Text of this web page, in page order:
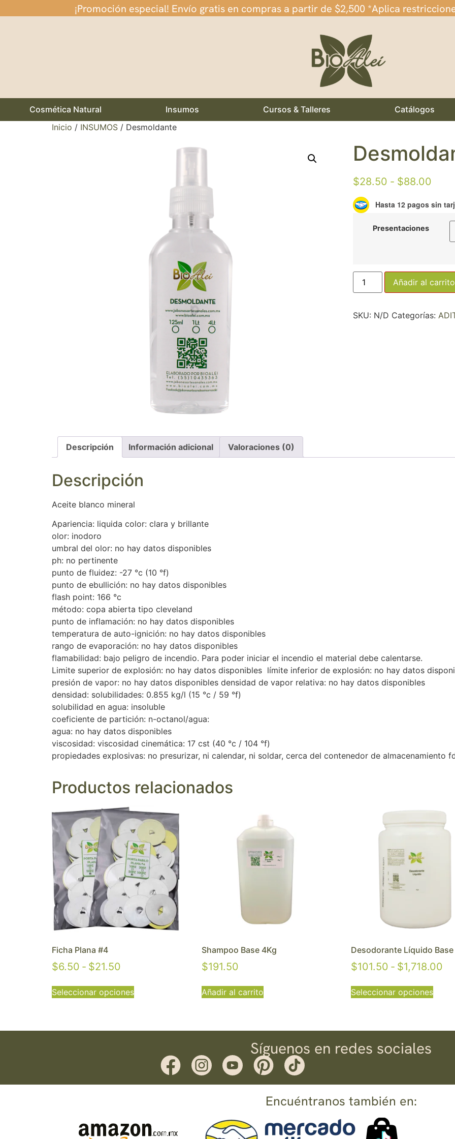
¡Promoción especial! Envío gratis en compras a partir de $2,500 *Aplica
Cosmética Natural Insumos Cursos & Talleres Catálogos
Inicio / INSUMOS / Desmoldante
$28.50 - $88.00
Hasta 12 pagos sin
Presentaciones
Añadir al carrito
SKU: N/D Categorías:
Descripción Información adicional Valoraciones (0)
Descripción
Aceite blanco mineral
Apariencia: liquida color: clara y brillante
olor: inodoro
umbral del olor: no hay datos disponibles
ph: no pertinente
punto de fluidez: -27 °c (10 °f)
punto de ebullición: no hay datos disponibles
flash point: 166 °c
método: copa abierta tipo cleveland
punto de inflamación: no hay datos disponibles
temperatura de auto-ignición: no hay datos disponibles
rango de evaporación: no hay datos disponibles
flamabilidad: bajo peligro de incendio. Para poder iniciar el incendio el material debe calentarse.
Limite superior de explosión: no hay datos disponibles límite inferior de explosión: no hay datos
presión de vapor: no hay datos disponibles densidad de vapor relativa: no hay datos disponibles
densidad: solubilidades: 0.855 kg/l (15 °c / 59 °f)
solubilidad en agua: insoluble
coeficiente de partición: n-octanol/agua:
agua: no hay datos disponibles
viscosidad: viscosidad cinemática: 17 cst (40 °c / 104 °f)
propiedades explosivas: no presurizar, ni calendar, ni soldar, cerca del contenedor de almacenamiento
Productos relacionados
Ficha Plana #4
$6.50 - $21.50
Seleccionar opciones
Shampoo Base 4Kg
$191.50
Añadir al carrito
Desodorante Líquido Base
$101.50 - $1,718.00
Seleccionar opciones
Síguenos en redes sociales
Encuéntranos también en: